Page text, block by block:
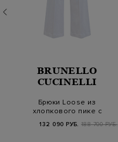
BRUNELLO
CUCINELLI
Брюки Loose из
хлопкового пике с
132 090 РУБ. 188 700 РУБ.